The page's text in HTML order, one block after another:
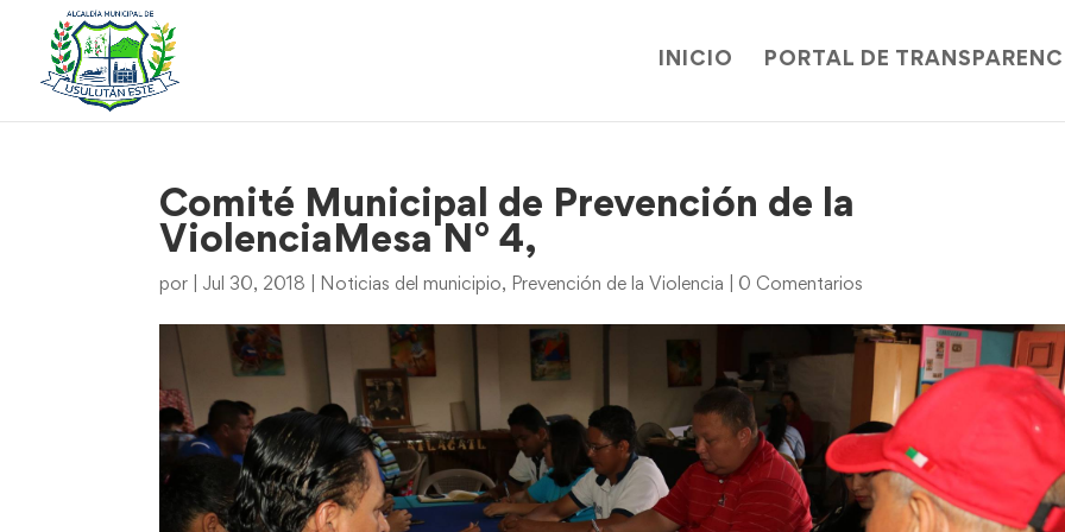
INICIO PORTAL DE
Comité Municipal de Prevención de la
ViolenciaMesa N° 4,
por Jul 30, 2018 Noticias del municipio, Prevención de la Violencia 0 Comentarios